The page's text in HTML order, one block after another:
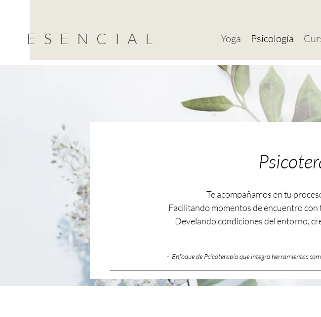
ESENCIAL Yoga Psicología
Te acompañamos en tu
Facilitando momentos de encuentro
Develando condiciones del entorno,
- Enfoque de Psicoterapia que integra herramientas